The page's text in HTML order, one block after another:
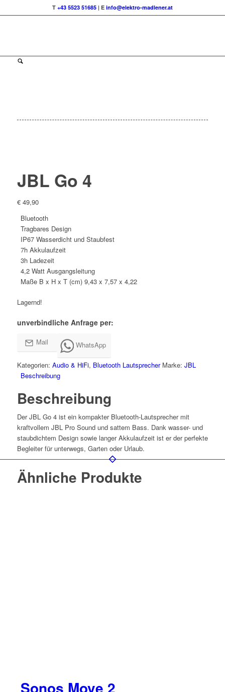
T +43 5523 51685| E info@elektro-madlener.at
JBL Go 4
€49,90
Bluetooth
Tragbares Design
IP67 Wasserdicht und Staubfest
7h Akkulaufzeit
3h Ladezeit
4,2 Watt Ausgangsleitung
Maße B x H x T (cm) 9,43 x 7,57 x 4,22
Lagernd!
unverbindliche Anfrage per:
Mail WhatsApp
Kategorien: Audio & HiFi, Bluetooth Lautsprecher Marke: JBL
Beschreibung
Beschreibung
Der JBL Go 4 ist ein kompakter Bluetooth-Lautsprecher mit
kraftvollem JBL Pro Sound und sattem Bass. Dank wasser- und
staubdichtem Design sowie langer Akkulaufzeit ist er der perfekte
Begleiter für unterwegs, Garten oder Urlaub.
Ähnliche Produkte
Sonos Move 2